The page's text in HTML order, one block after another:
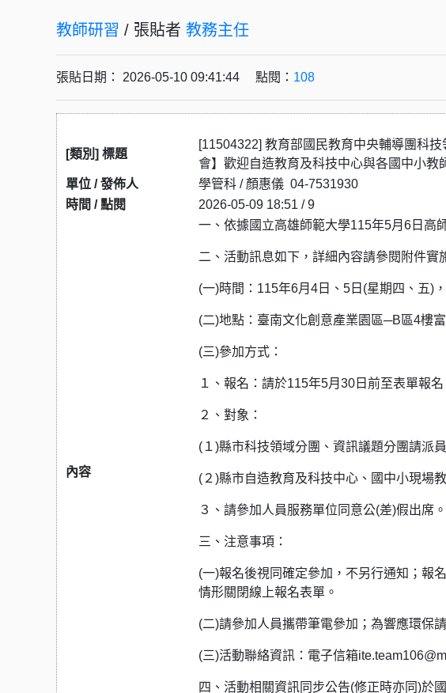
教師研習 / 張貼者 教務主任
張貼日期： 2026-05-10 09:41:44 點閱： 108
[類別] 標題
[11504322] 教育部國民教育中央輔導團科
會】歡迎自造教育及科技中心與各國中小教
單位 / 發佈人
學管科 / 顏惠儀 04-7531930
時間 / 點閱
2026-05-09 18:51 / 9
內容
一、依據國立高雄師範大學115年5月6日高
二、活動訊息如下，詳細內容請參閱附件實
(一)時間：115年6月4日、5日(星期四、五)
(二)地點：臺南文化創意產業園區─B區4樓
(三)參加方式：
１、報名：請於115年5月30日前至表單報
２、對象：
(１)縣市科技領域分團、資訊議題分團請派
(２)縣市自造教育及科技中心、國中小現場
３、請參加人員服務單位同意公(差)假出席。
三、注意事項：
(一)報名後視同確定參加，不另行通知；報
情形關閉線上報名表單。
(二)請參加人員攜帶筆電參加；為響應環保
(三)活動聯絡資訊：電子信箱
四、活動相關資訊同步公告(修正時亦同)於